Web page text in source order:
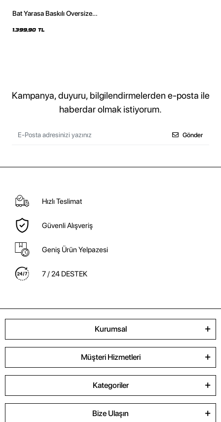
Bat Yarasa Baskılı Oversize
1.399,90 TL
Kampanya, duyuru, bilgilendirmelerden e-posta ile
haberdar olmak istiyorum.
Gönder
Hızlı Teslimat
Güvenli Alışveriş
Geniş Ürün Yelpazesi
7 / 24 DESTEK
Kurumsal
Müşteri Hizmetleri
Kategoriler
Bize Ulaşın